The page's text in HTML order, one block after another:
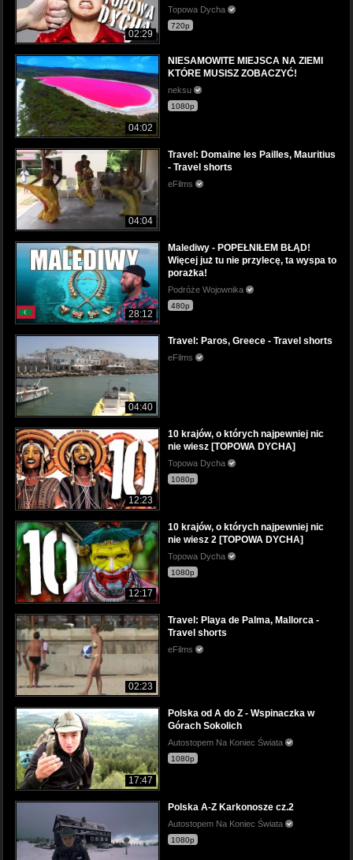
02:29
Topowa Dycha
720p
04:02
NIESAMOWITE MIEJSCA NA ZIEMI
KTÓRE MUSISZ ZOBACZYĆ!
neksu
1080p
04:04
Travel: Domaine les Pailles, Mauritius
- Travel shorts
eFilms
28:12
Malediwy - POPEŁNIŁEM BŁĄD!
Więcej już tu nie przylecę, ta wyspa to
porażka!
Podróże Wojownika
480p
04:40
Travel: Paros, Greece - Travel shorts
eFilms
12:23
10 krajów, o których najpewniej nic
nie wiesz [TOPOWA DYCHA]
Topowa Dycha
1080p
12:17
10 krajów, o których najpewniej nic
nie wiesz 2 [TOPOWA DYCHA]
Topowa Dycha
1080p
02:23
Travel: Playa de Palma, Mallorca -
Travel shorts
eFilms
17:47
Polska od A do Z - Wspinaczka w
Górach Sokolich
Autostopem Na Koniec Świata
1080p
Polska A-Z Karkonosze cz.2
Autostopem Na Koniec Świata
1080p